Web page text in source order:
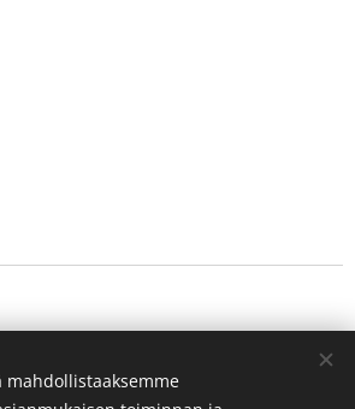
mahdollistaaksemme